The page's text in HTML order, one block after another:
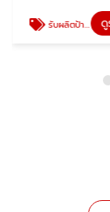
รับผลิตป้ายยางหยอด